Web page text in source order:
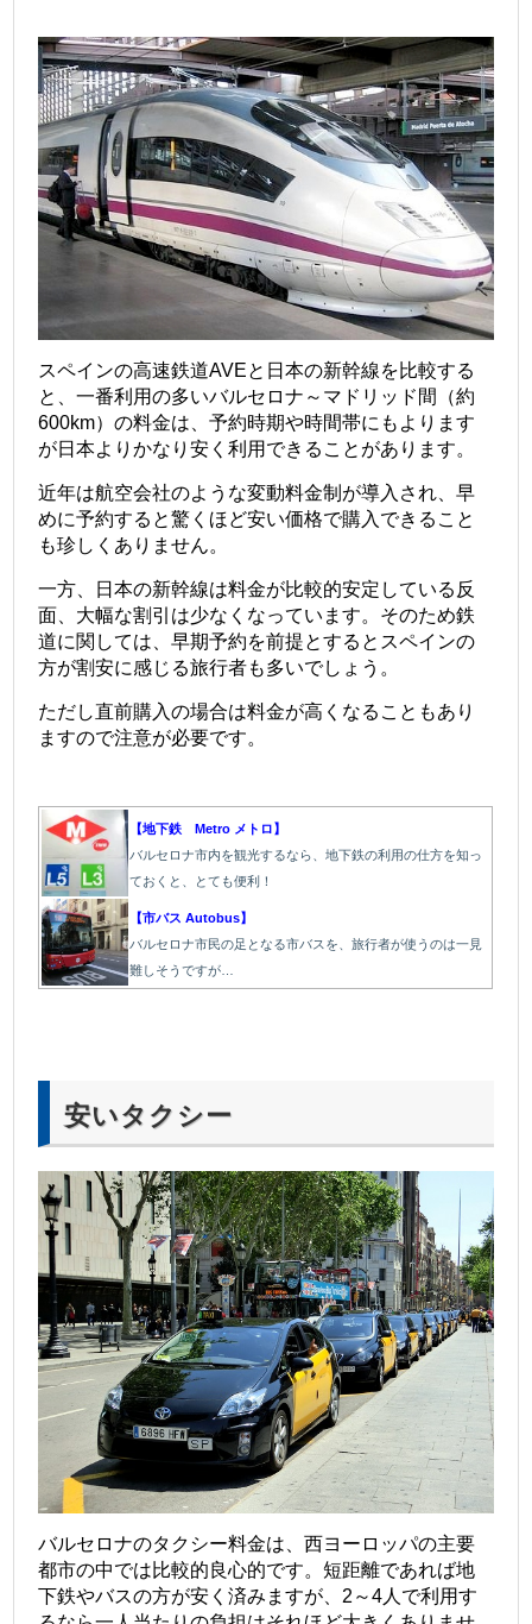
スペインの高速鉄道AVEと日本の新幹線を比較する
と、一番利用の多いバルセロナ～マドリッド間（約
600km）の料金は、予約時期や時間帯にもよります
が日本よりかなり安く利用できることがあります。
近年は航空会社のような変動料金制が導入され、早
めに予約すると驚くほど安い価格で購入できること
も珍しくありません。
一方、日本の新幹線は料金が比較的安定している反
面、大幅な割引は少なくなっています。そのため鉄
道に関しては、早期予約を前提とするとスペインの
方が割安に感じる旅行者も多いでしょう。
ただし直前購入の場合は料金が高くなることもあり
ますので注意が必要です。
【地下鉄 Metro メトロ】
バルセロナ市内を観光するなら、地下鉄の利用の仕方を知っ
ておくと、とても便利！
【市バス Autobus】
バルセロナ市民の足となる市バスを、旅行者が使うのは一見
難しそうですが…
安いタクシー
バルセロナのタクシー料金は、西ヨーロッパの主要
都市の中では比較的良心的です。短距離であれば地
下鉄やバスの方が安く済みますが、2～4人で利用す